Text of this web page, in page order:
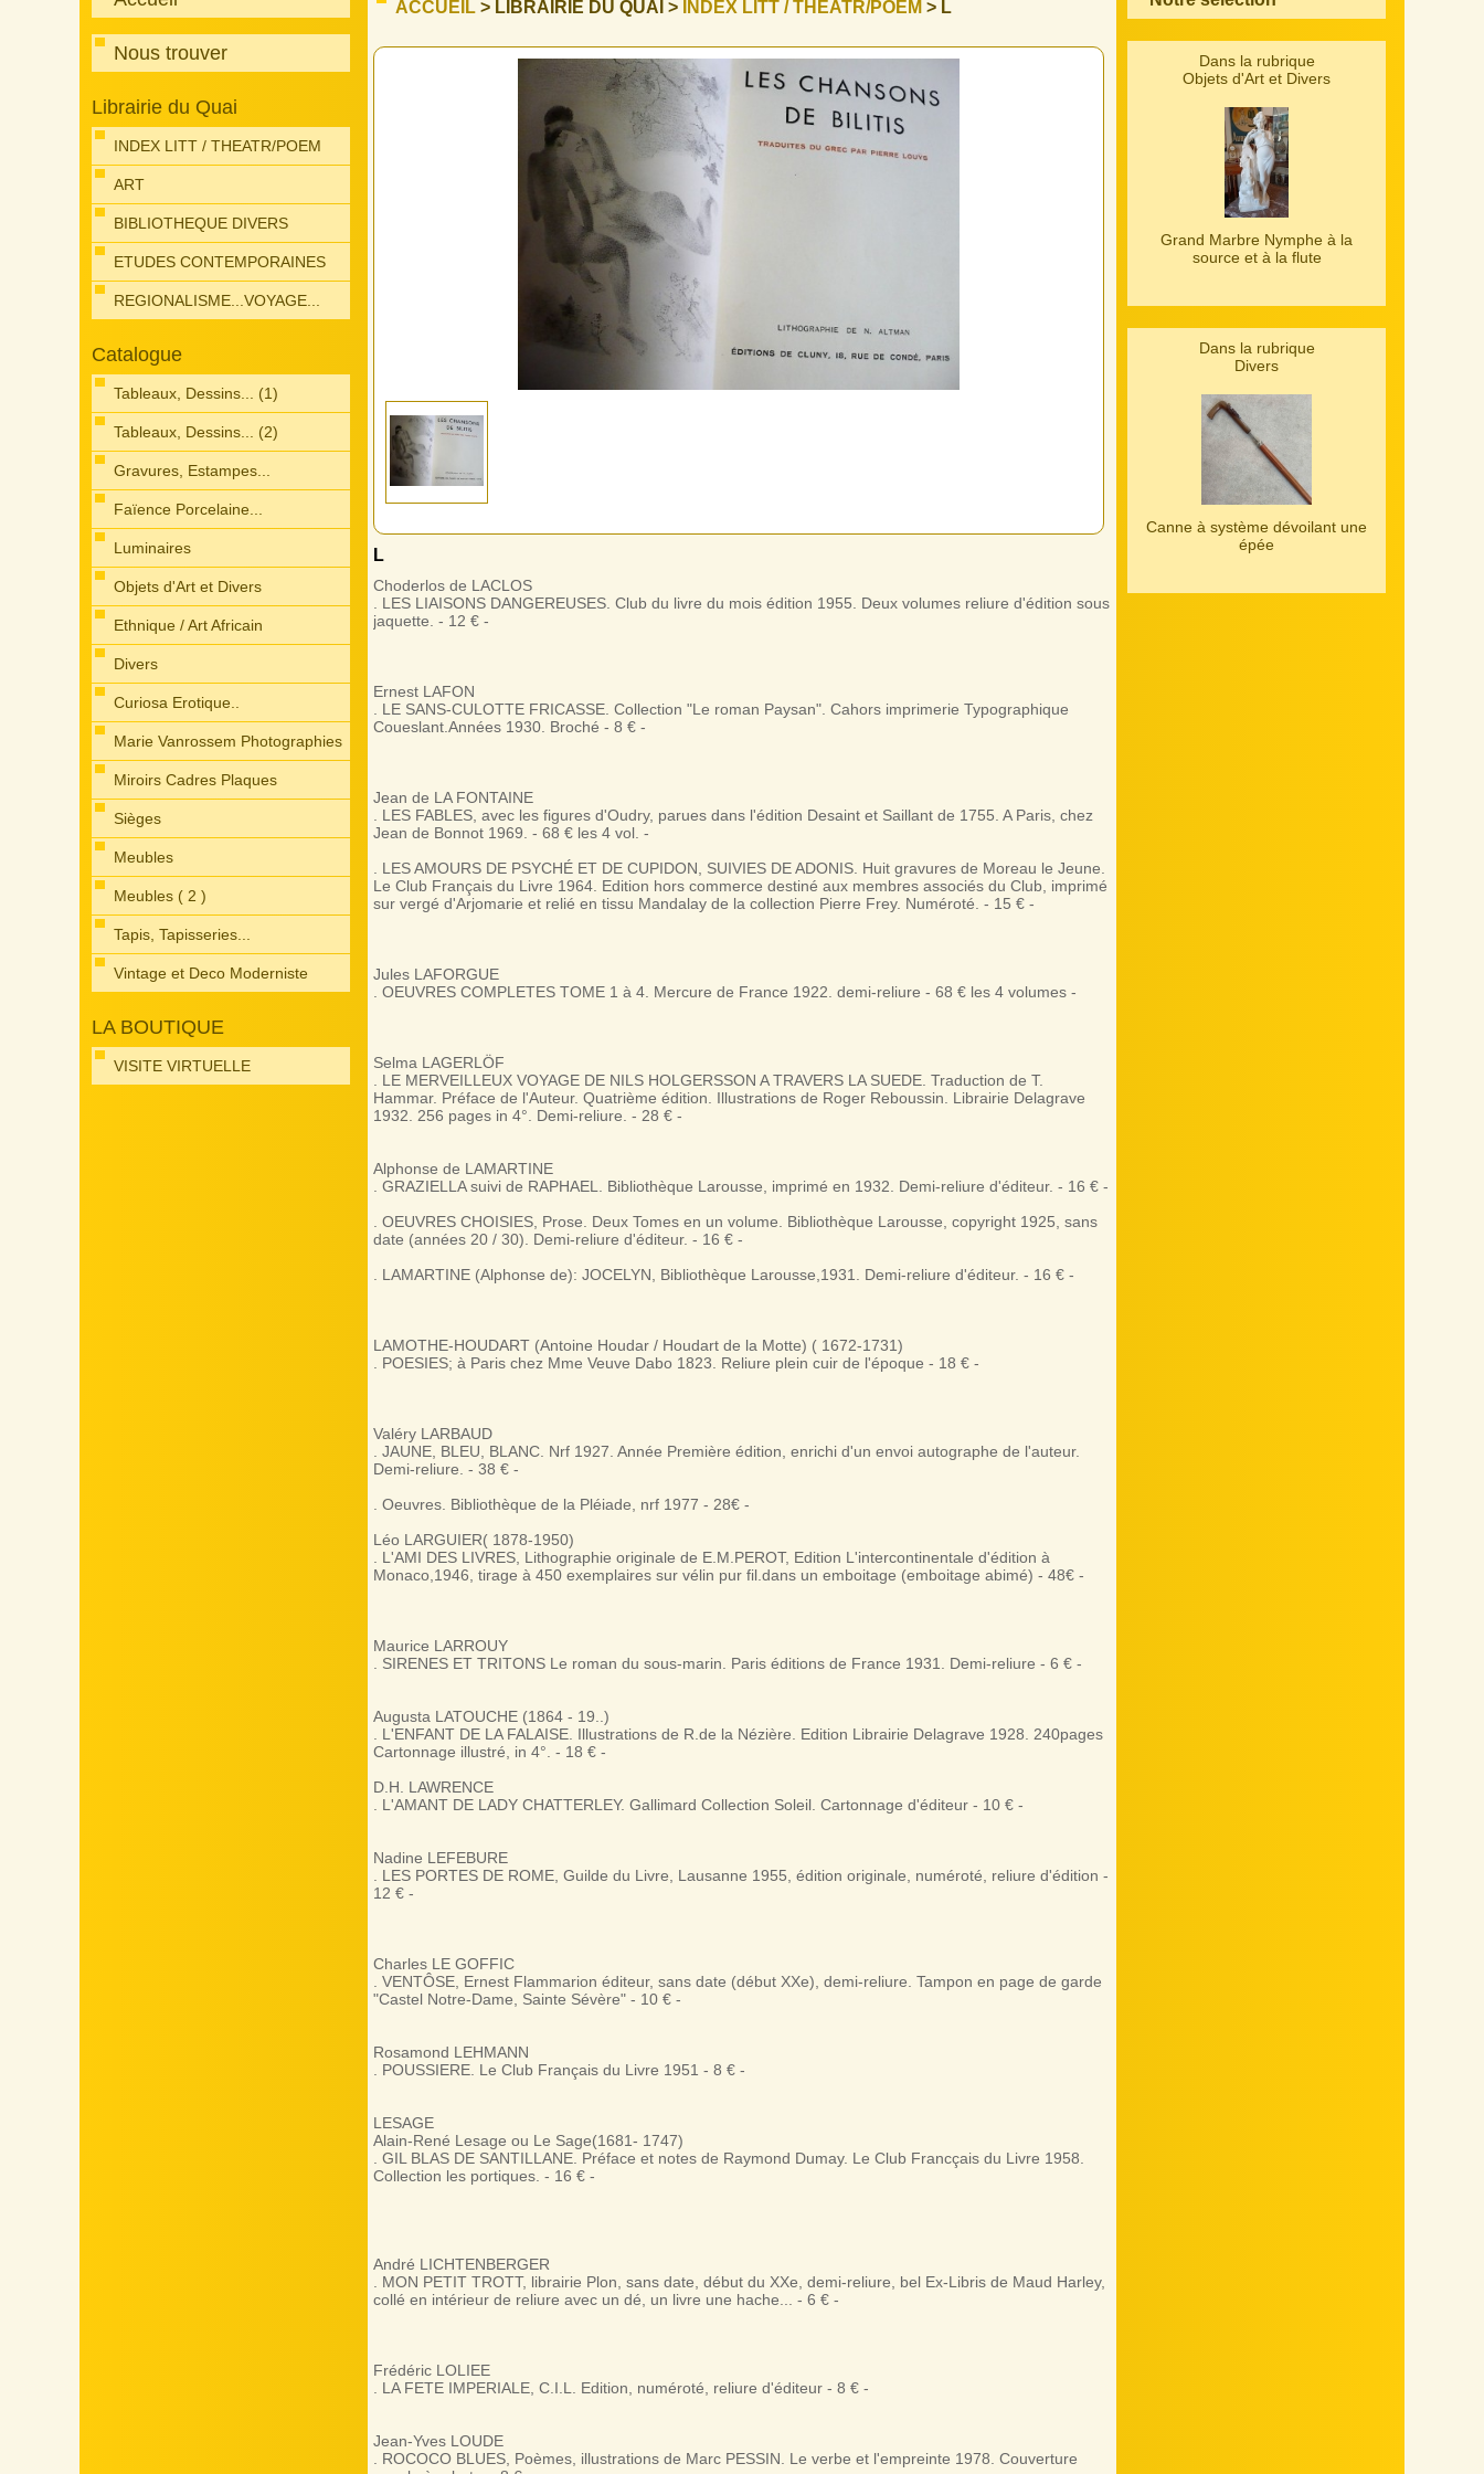
Nous trouver
Librairie du Quai
INDEX LITT / THEATR/POEM
ART
BIBLIOTHEQUE DIVERS
ETUDES CONTEMPORAINES
REGIONALISME...VOYAGE...
Catalogue
Tableaux, Dessins... (1)
Tableaux, Dessins... (2)
Gravures, Estampes...
Faïence Porcelaine...
Luminaires
Objets d'Art et Divers
Ethnique / Art Africain
Divers
Curiosa Erotique..
Marie Vanrossem Photographies
Miroirs Cadres Plaques
Cheminées...
Sièges
Meubles
Meubles ( 2 )
Tapis, Tapisseries...
Vintage et Deco Moderniste
LA BOUTIQUE
VISITE VIRTUELLE
ACCUEIL > LIBRAIRIE DU QUAI > INDEX LITT / THEATR/POEM > L
L
Choderlos de LACLOS
. LES LIAISONS DANGEREUSES. Club du livre du mois édition 1955. Deux volumes reliure d'édition sous
jaquette. - 12 € -
Ernest LAFON
. LE SANS-CULOTTE FRICASSE. Collection "Le roman Paysan". Cahors imprimerie Typographique
Coueslant.Années 1930. Broché - 8 € -
Jean de LA FONTAINE
. LES FABLES, avec les figures d'Oudry, parues dans l'édition Desaint et Saillant de 1755. A Paris, chez
Jean de Bonnot 1969. - 68 € les 4 vol. -
. LES AMOURS DE PSYCHÉ ET DE CUPIDON, SUIVIES DE ADONIS. Huit gravures de Moreau le Jeune.
Le Club Français du Livre 1964. Edition hors commerce destiné aux membres associés du Club, imprimé
sur vergé d'Arjomarie et relié en tissu Mandalay de la collection Pierre Frey. Numéroté. - 15 € -
Jules LAFORGUE
. OEUVRES COMPLETES TOME 1 à 4. Mercure de France 1922. demi-reliure - 68 € les 4 volumes -
Selma LAGERLÖF
. LE MERVEILLEUX VOYAGE DE NILS HOLGERSSON A TRAVERS LA SUEDE. Traduction de T.
Hammar. Préface de l'Auteur. Quatrième édition. Illustrations de Roger Reboussin. Librairie Delagrave
1932. 256 pages in 4°. Demi-reliure. - 28 € -
Alphonse de LAMARTINE
. GRAZIELLA suivi de RAPHAEL. Bibliothèque Larousse, imprimé en 1932. Demi-reliure d'éditeur. - 16 € -
. OEUVRES CHOISIES, Prose. Deux Tomes en un volume. Bibliothèque Larousse, copyright 1925, sans
date (années 20 / 30). Demi-reliure d'éditeur. - 16 € -
. LAMARTINE (Alphonse de): JOCELYN, Bibliothèque Larousse,1931. Demi-reliure d'éditeur. - 16 € -
LAMOTHE-HOUDART (Antoine Houdar / Houdart de la Motte) ( 1672-1731)
. POESIES; à Paris chez Mme Veuve Dabo 1823. Reliure plein cuir de l'époque - 18 € -
Valéry LARBAUD
. JAUNE, BLEU, BLANC. Nrf 1927. Année Première édition, enrichi d'un envoi autographe de l'auteur.
Demi-reliure. - 38 € -
. Oeuvres. Bibliothèque de la Pléiade, nrf 1977 - 28€ -
Léo LARGUIER( 1878-1950)
. L'AMI DES LIVRES, Lithographie originale de E.M.PEROT, Edition L'intercontinentale d'édition à
Monaco,1946, tirage à 450 exemplaires sur vélin pur fil.dans un emboitage (emboitage abimé) - 48€ -
Maurice LARROUY
. SIRENES ET TRITONS Le roman du sous-marin. Paris éditions de France 1931. Demi-reliure - 6 € -
Augusta LATOUCHE (1864 - 19..)
. L'ENFANT DE LA FALAISE. Illustrations de R.de la Nézière. Edition Librairie Delagrave 1928. 240pages
Cartonnage illustré, in 4°. - 18 € -
D.H. LAWRENCE
. L'AMANT DE LADY CHATTERLEY. Gallimard Collection Soleil. Cartonnage d'éditeur - 10 € -
Nadine LEFEBURE
. LES PORTES DE ROME, Guilde du Livre, Lausanne 1955, édition originale, numéroté, reliure d'édition -
12 € -
Charles LE GOFFIC
. VENTÔSE, Ernest Flammarion éditeur, sans date (début XXe), demi-reliure. Tampon en page de garde
"Castel Notre-Dame, Sainte Sévère" - 10 € -
Rosamond LEHMANN
. POUSSIERE. Le Club Français du Livre 1951 - 8 € -
LESAGE
Alain-René Lesage ou Le Sage(1681- 1747)
. GIL BLAS DE SANTILLANE. Préface et notes de Raymond Dumay. Le Club Francçais du Livre 1958.
Collection les portiques. - 16 € -
André LICHTENBERGER
. MON PETIT TROTT, librairie Plon, sans date, début du XXe, demi-reliure, bel Ex-Libris de Maud Harley,
collé en intérieur de reliure avec un dé, un livre une hache... - 6 € -
Frédéric LOLIEE
. LA FETE IMPERIALE, C.I.L. Edition, numéroté, reliure d'éditeur - 8 € -
Jean-Yves LOUDE
. ROCOCO BLUES, Poèmes, illustrations de Marc PESSIN. Le verbe et l'empreinte 1978. Couverture
Dans la rubrique
Objets d'Art et Divers
Grand Marbre Nymphe à la
source et à la flute
Dans la rubrique
Divers
Canne à système dévoilant une
épée